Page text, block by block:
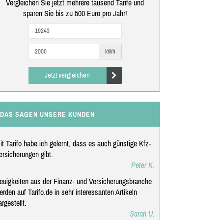
Vergleichen Sie jetzt mehrere tausend Tarife und
sparen Sie bis zu 500 Euro pro Jahr!
kWh
Jetzt vergleichen
DAS SAGEN UNSERE KUNDEN
Tarifo habe ich gelernt, dass es auch günstige Kfz-
gibt.
Peter K.
aus der Finanz- und Versicherungsbranche
auf Tarifo.de in sehr interessanten Artikeln
Sarah U.